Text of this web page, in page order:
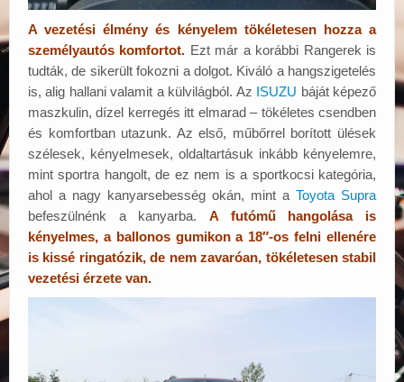
A vezetési élmény és kényelem tökéletesen hozza a
személyautós komfortot. Ezt már a korábbi Rangerek is
tudták, de sikerült fokozni a dolgot. Kiváló a hangszigetelés
is, alig hallani valamit a külvilágból. Az ISUZU báját képező
maszkulin, dízel kerregés itt elmarad – tökéletes csendben
és komfortban utazunk. Az első, műbőrrel borított ülések
szélesek, kényelmesek, oldaltartásuk inkább kényelemre,
mint sportra hangolt, de ez nem is a sportkocsi kategória,
ahol a nagy kanyarsebesség okán, mint a Toyota Supra
befeszülnénk a kanyarba. A futómű hangolása is
kényelmes, a ballonos gumikon a 18″-os felni ellenére
is kissé ringatózik, de nem zavaróan, tökéletesen stabil
vezetési érzete van.